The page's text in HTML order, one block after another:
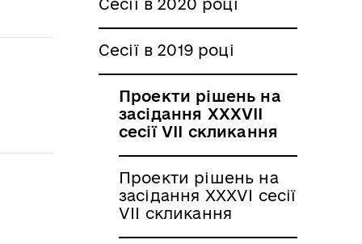
Сесії в 2020 році
Сесії в 2019 році
Проекти рішень на
засідання ХХХVII
сесії VII скликання
Проекти рішень на
засідання ХХХVI сесії
VII скликання